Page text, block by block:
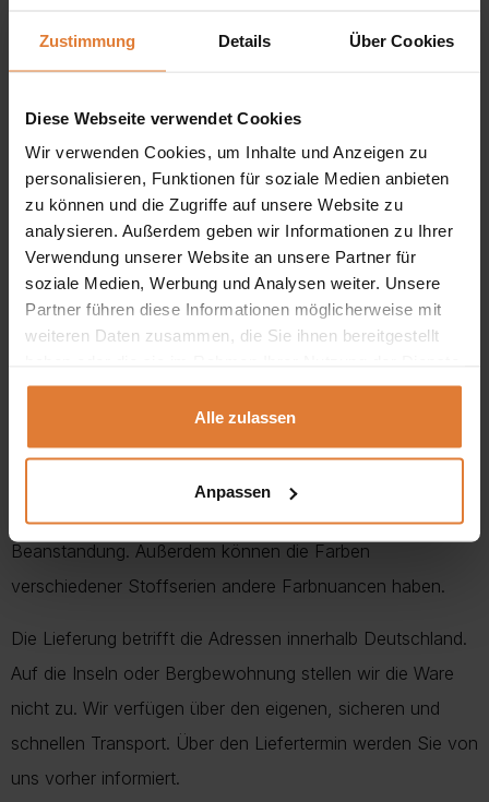
Zustimmung Details Über Cookies
Diese Webseite verwendet Cookies
Wir verwenden Cookies, um Inhalte und Anzeigen zu
personalisieren, Funktionen für soziale Medien anbieten
zu können und die Zugriffe auf unsere Website zu
analysieren. Außerdem geben wir Informationen zu Ihrer
Verwendung unserer Website an unsere Partner für
soziale Medien, Werbung und Analysen weiter. Unsere
Partner führen diese Informationen möglicherweise mit
weiteren Daten zusammen, die Sie ihnen bereitgestellt
gesammelt haben.
Alle zulassen
Anpassen
Wohnambiente
Abmessungen:
Breite:80 cm
Tiefe:40 cm
Höhe:193 cm
Wir möchten Ihnen mitteilen, dass alle Maßen der
Polstermöbel mit Toleranz +/- 2% beachtet werden
ähnlich wie in der Wirklichkeit darzustellen. Beachten Sie
nur bitte, dass sie wegen Monitor- und
Grafikkarteneinstellungen ein bisschen von der Wirklichkeit
abweichen können. Es ist also kein Grund für die
Beanstandung. Außerdem können die Farben
verschiedener Stoffserien andere Farbnuancen haben.
Die Lieferung betrifft die Adressen innerhalb Deutschland.
Auf die Inseln oder Bergbewohnung stellen wir die Ware
nicht zu. Wir verfügen über den eigenen, sicheren und
schnellen Transport. Über den Liefertermin werden Sie von
uns vorher informiert.